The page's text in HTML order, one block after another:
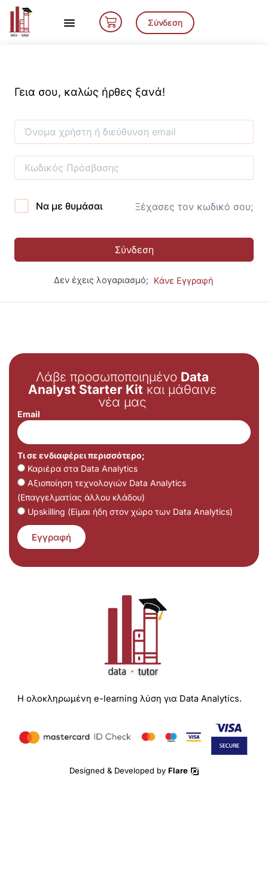
Μετάβαση
περιεχόμενο
Cart Σύνδεση
Γεια σου, καλώς ήρθες ξανά!
Να με θυμάσαι Ξέχασες τον κωδικό σου;
Σύνδεση
Δεν έχεις λογαριασμό; Κάνε Εγγραφή
Λάβε προσωποποιημένο Data
Analyst Starter Kit και μάθαινε
νέα μας
Email
Τι σε ενδιαφέρει περισσότερο;
Καριέρα στα Data Analytics
Αξιοποίηση τεχνολογιών Data Analytics
(Επαγγελματίας άλλου κλάδου)
Upskilling (Είμαι ήδη στον χώρο των Data Analytics)
Εγγραφή
Η ολοκληρωμένη e-learning λύση για Data Analytics.
Designed & Developed by Flare